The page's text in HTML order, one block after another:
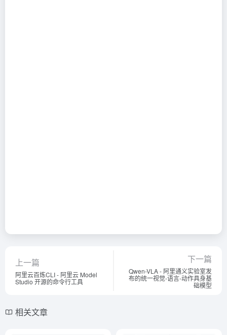
上一篇
阿里云百炼CLI - 阿里云 Model
Studio 开源的命令行工具
下一篇
Qwen-VLA - 阿里通义实验室发
布的统一视觉-语言-动作具身基
础模型
相关文章